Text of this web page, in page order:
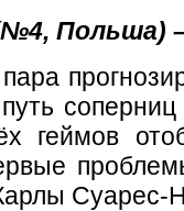
Польша)
геймов